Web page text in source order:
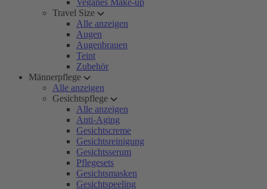
Veganes Make-up
Travel Size
Alle anzeigen
Augen
Augenbrauen
Teint
Zubehör
Männerpflege
Alle anzeigen
Gesichtspflege
Alle anzeigen
Anti-Aging
Gesichtscreme
Gesichtsreinigung
Gesichtsserum
Pflegesets
Gesichtsmasken
Gesichtspeeling